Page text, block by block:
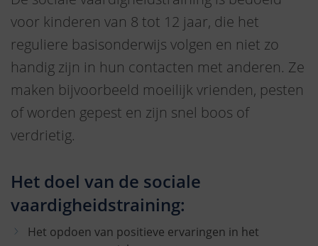
voor kinderen van 8 tot 12 jaar, die het
reguliere basisonderwijs volgen en niet zo
handig zijn in hun contacten met anderen. Ze
maken bijvoorbeeld moeilijk vrienden, pesten
of worden gepest en zijn snel boos of
verdrietig.
Het doel van de sociale
vaardigheidstraining:
Het opdoen van positieve ervaringen in het